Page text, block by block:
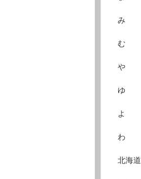
み
む
や
ゆ
よ
わ
北海道